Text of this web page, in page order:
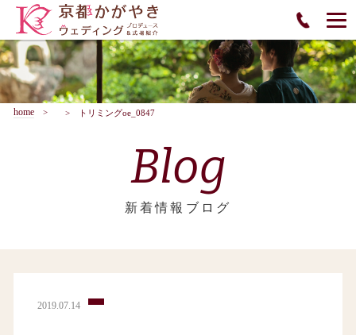
home トリミングoe_0847
Blog
新着情報ブログ
2019.07.14